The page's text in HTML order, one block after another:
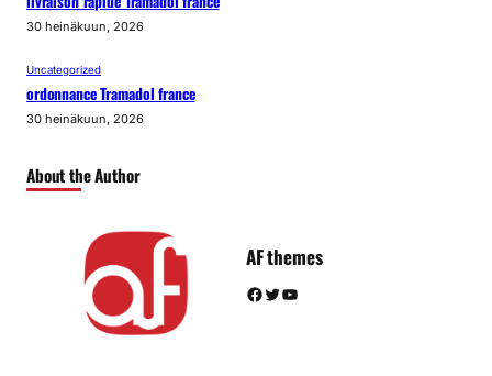
30 heinäkuun, 2026
Uncategorized
ordonnance Tramadol france
30 heinäkuun, 2026
About the Author
AF themes
Facebook Twitter YouTube